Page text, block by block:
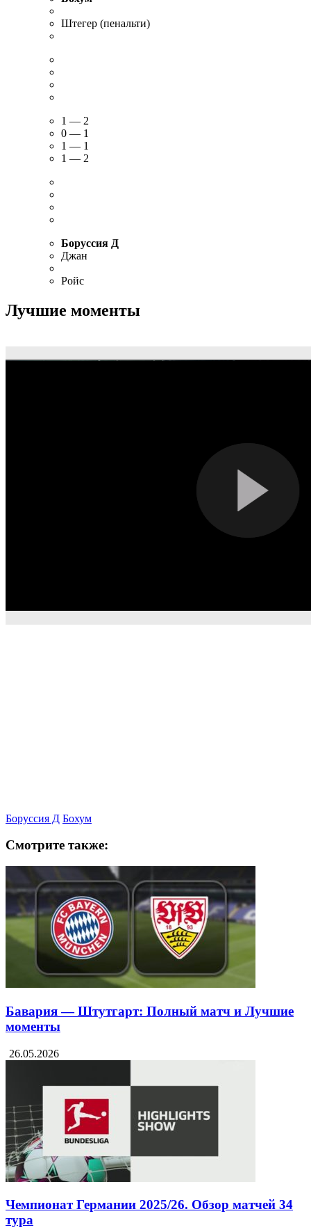
Штегер (пенальти)
1 — 2
0 — 1
1 — 1
1 — 2
Боруссия Д
Джан
Ройс
Лучшие моменты
Боруссия Д Бохум
Смотрите также:
Бавария — Штутгарт: Полный матч и Лучшие
моменты
26.05.2026
Чемпионат Германии 2025/26. Обзор матчей 34
тура